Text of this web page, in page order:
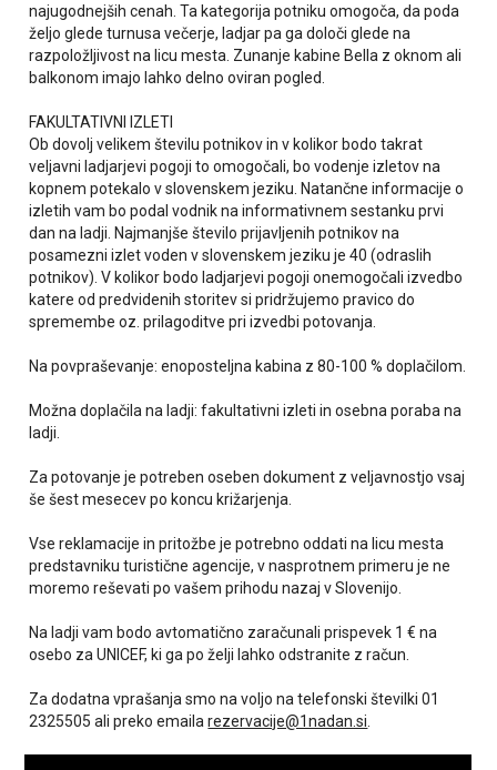
najugodnejših cenah. Ta kategorija potniku omogoča, da poda
željo glede turnusa večerje, ladjar pa ga določi glede na
razpoložljivost na licu mesta. Zunanje kabine Bella z oknom ali
balkonom imajo lahko delno oviran pogled.
FAKULTATIVNI IZLETI
Ob dovolj velikem številu potnikov in v kolikor bodo takrat
veljavni ladjarjevi pogoji to omogočali, bo vodenje izletov na
kopnem potekalo v slovenskem jeziku. Natančne informacije o
izletih vam bo podal vodnik na informativnem sestanku prvi
dan na ladji. Najmanjše število prijavljenih potnikov na
posamezni izlet voden v slovenskem jeziku je 40 (odraslih
potnikov). V kolikor bodo ladjarjevi pogoji onemogočali izvedbo
katere od predvidenih storitev si pridržujemo pravico do
spremembe oz. prilagoditve pri izvedbi potovanja.
Na povpraševanje: enoposteljna kabina z 80-100 % doplačilom.
Možna doplačila na ladji: fakultativni izleti in osebna poraba na
ladji.
Za potovanje je potreben oseben dokument z veljavnostjo vsaj
še šest mesecev po koncu križarjenja.
Vse reklamacije in pritožbe je potrebno oddati na licu mesta
predstavniku turistične agencije, v nasprotnem primeru je ne
moremo reševati po vašem prihodu nazaj v Slovenijo.
Na ladji vam bodo avtomatično zaračunali prispevek 1 € na
osebo za UNICEF, ki ga po želji lahko odstranite z račun.
Za dodatna vprašanja smo na voljo na telefonski številki 01
2325505 ali preko emailarezervacije@1nadan.si